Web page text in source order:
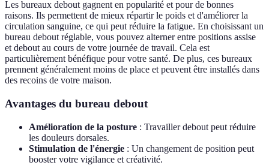
Les bureaux debout gagnent en popularité et pour de bonnes
raisons. Ils permettent de mieux répartir le poids et d'améliorer la
circulation sanguine, ce qui peut réduire la fatigue. En choisissant un
bureau debout réglable, vous pouvez alterner entre positions assise
et debout au cours de votre journée de travail. Cela est
particulièrement bénéfique pour votre santé. De plus, ces bureaux
prennent généralement moins de place et peuvent être installés dans
des recoins de votre maison.
Avantages du bureau debout
Amélioration de la posture : Travailler debout peut réduire
les douleurs dorsales.
Stimulation de l'énergie : Un changement de position peut
booster votre vigilance et créativité.